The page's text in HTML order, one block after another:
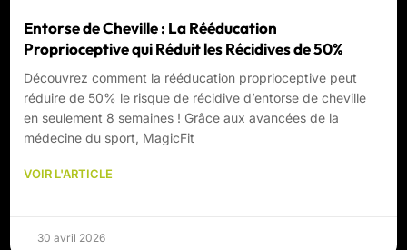
Entorse de Cheville : La Rééducation
Proprioceptive qui Réduit les Récidives de 50%
Découvrez comment la rééducation proprioceptive peut
réduire de 50% le risque de récidive d’entorse de cheville
en seulement 8 semaines ! Grâce aux avancées de la
médecine du sport, MagicFit
VOIR L'ARTICLE
30 avril 2026